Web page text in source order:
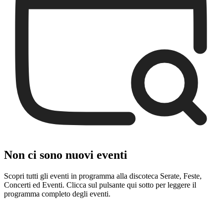
Non ci sono nuovi eventi
Scopri tutti gli eventi in programma alla discoteca Serate, Feste,
Concerti ed Eventi. Clicca sul pulsante qui sotto per leggere il
programma completo degli eventi.